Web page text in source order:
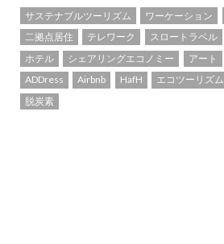
サステナブルツーリズム ワーケーション
二拠点居住
テレワーク スロートラベル
ホテル
シェアリングエコノミー アート
ADDress
Airbnb HafH エコツーリズム
脱炭素